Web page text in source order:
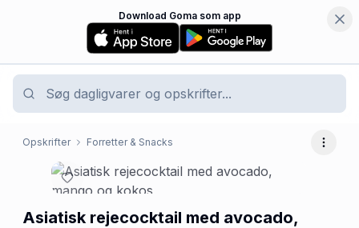
Download Goma som app
Opskrifter Forretter & Snacks Flere
Asiatisk rejecocktail med avocado,